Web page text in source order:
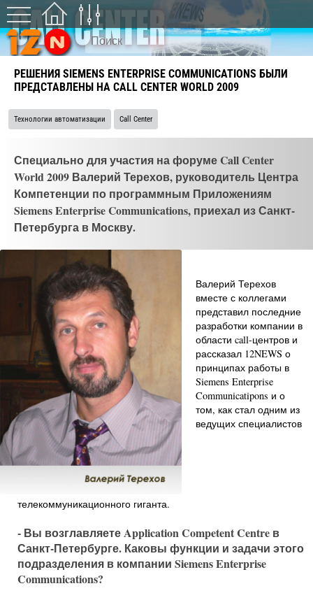
РЕШЕНИЯ SIEMENS ENTERPRISE COMMUNICATIONS БЫЛИ
ПРЕДСТАВЛЕНЫ НА CALL CENTER WORLD 2009
Технологии автоматизации Call Center
Специально для участия на форуме Call Center
World 2009 Валерий Терехов, руководитель Центра
Компетенции по программным Приложениям
Siemens Enterprise Communications, приехал из Санкт-
Петербурга в Москву.
Валерий Терехов
вместе с коллегами
представил последние
разработки компании в
области call-центров и
рассказал 12NEWS о
принципах работы в
Siemens Enterprise
Communicatipons и о
том, как стал одним из
ведущих специалистов
телекоммуникационного гиганта.
- Вы возглавляете Application Competent Centre в
Санкт-Петербурге. Каковы функции и задачи этого
подразделения в компании Siemens Enterprise
Communications?